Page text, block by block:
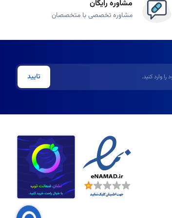
اغلب رایحه‌های خنک و مرکباتی دارند و در گذشته بیشتر برای آقایان استفاده می‌شدند، اما
مشاوره رایگان
مشاوره تخصصی با متخصصان
تایید